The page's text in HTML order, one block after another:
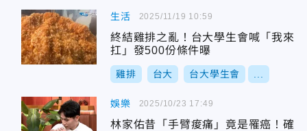
生活
終結雞排之亂！台大學生會喊「我來
扛」發500份條件曝
雞排 台大 台大學生會
2025/11/19 10:59
娛樂
林家佑昔「手臂痠痛」竟是罹癌！確
2025/10/23 17:49